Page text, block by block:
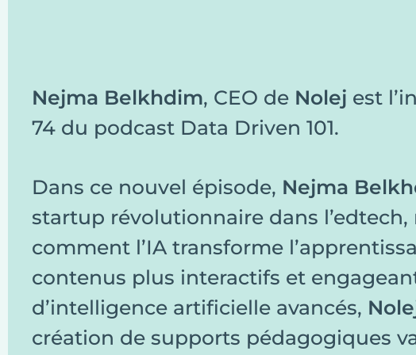
Nejma Belkhdim, CEO de Nolej est
74 du podcast Data Driven 101.
Dans ce nouvel épisode, Nejma
startup révolutionnaire dans l’edtech,
comment l’IA transforme
contenus plus interactifs et
d’intelligence artificielle avancés,
création de supports pédagogiques